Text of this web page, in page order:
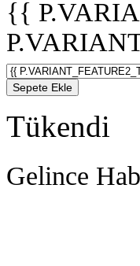
{{
Sepete Ekle
Tükendi
Gelince